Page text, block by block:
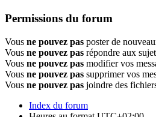
Permissions du forum
Vous ne pouvez pas poster de
Vous ne pouvez pas répondre aux
Vous ne pouvez pas modifier vos
Vous ne pouvez pas supprimer vos
Vous ne pouvez pas joindre des
Index du forum